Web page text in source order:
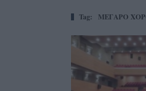
Tag: ΜΕΓΑΡΟ